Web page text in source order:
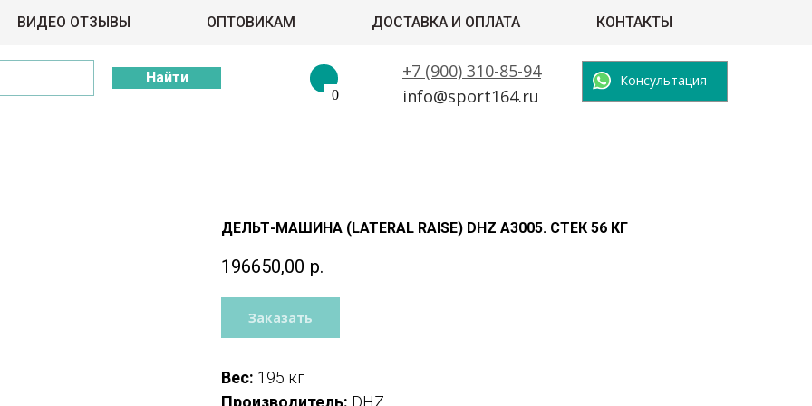
+7 (900) 310-85-94 Консультация
Найти
0 info@sport164.ru
ВИДЕО ОТЗЫВЫ ОПТОВИКАМ ДОСТАВКА И ОПЛАТА КОНТАКТЫ
ДЕЛЬТ-МАШИНА (LATERAL RAISE) DHZ A3005. СТЕК 56 КГ
196650,00 р.
Заказать
Вес: 195 кг
Производитель: DHZ